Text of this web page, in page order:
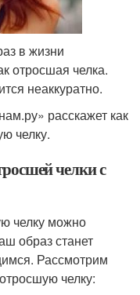
в жизни
отросшая челка.
неаккуратно.
расскажет как
челку.
челки с
челку можно
образ станет
Рассмотрим
челку: